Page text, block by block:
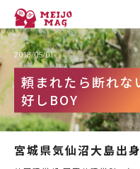
FEATURE
Good Fellows
MEIJO
2018/05/01
頼まれたら断れな
好しBOY
宮城県気仙沼大島出身